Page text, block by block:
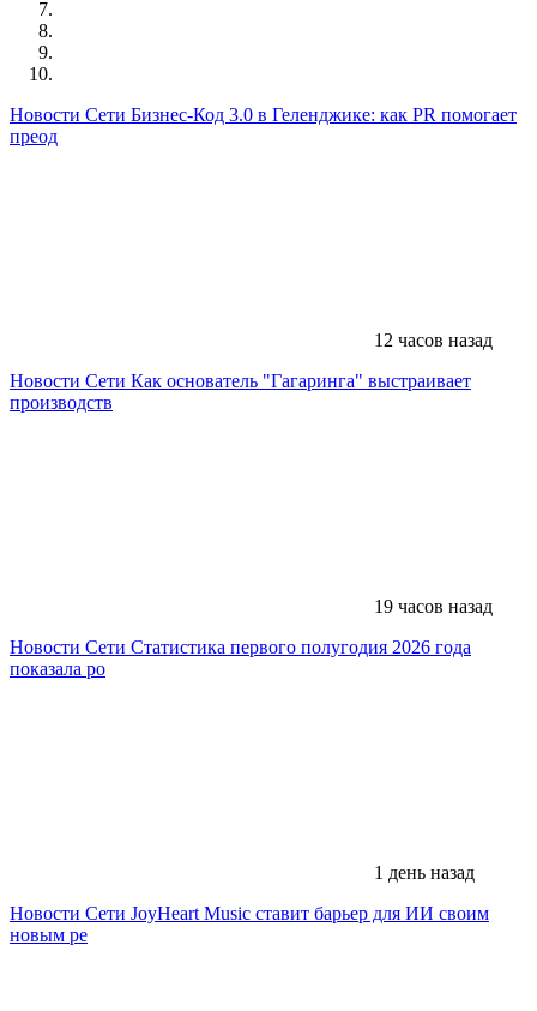
Новости Сети Бизнес-Код 3.0 в Геленджике: как PR помогает
преод
12 часов назад
Новости Сети Как основатель "Гагаринга" выстраивает
производств
19 часов назад
Новости Сети Статистика первого полугодия 2026 года
показала ро
1 день назад
Новости Сети JoyHeart Music ставит барьер для ИИ своим
новым ре